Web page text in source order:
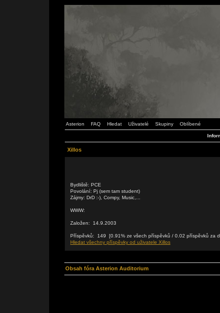
Asterion FAQ Hledat Uživatelé Skupiny Oblíbené
Xillos
Bydliště: PCE
Povolání: Pj (sem tam student)
Zájmy: DrD :-), Compy, Music,...
WWW:
Založen: 14.9.2003
Příspěvků: 149 [0.91% ze všech příspěvků / 0.02 příspěvků za
Hledat všechny příspěvky od uživatele Xillos
Obsah fóra Asterion Auditorium